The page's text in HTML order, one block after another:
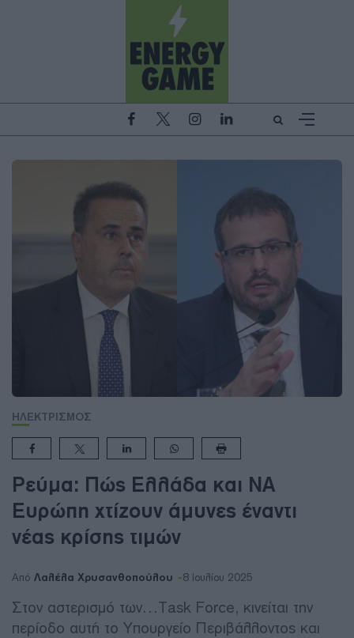
ΗΛΕΚΤΡΙΣΜΟΣ
Ρεύμα: Πώς Ελλάδα και ΝΑ
Ευρώπη χτίζουν άμυνες έναντι
νέας κρίσης τιμών
Από Λαλέλα Χρυσανθοπούλου 8 Ιουλίου 2025
Στον αστερισμό των…Task Force, κινείται την
περίοδο αυτή το Υπουργείο Περιβάλλοντος και